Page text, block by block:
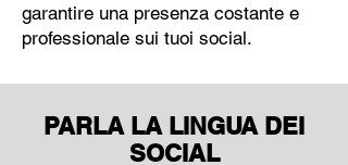
garantire una presenza costante e
professionale sui tuoi social.
PARLA LA LINGUA DEI
SOCIAL